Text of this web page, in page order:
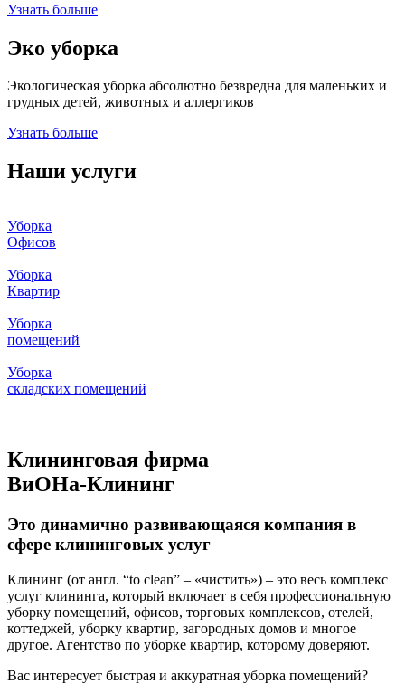
Узнать больше
Эко уборка
Экологическая уборка абсолютно безвредна для маленьких и
грудных детей, животных и аллергиков
Узнать больше
Наши услуги
Уборка
Офисов
Уборка
Квартир
Уборка
помещений
Уборка
складских помещений
Клининговая фирма
ВиОНа-Клининг
Это динамично развивающаяся компания в
сфере клининговых услуг
Клининг (от англ. “to clean” – «чистить») – это весь комплекс
услуг клининга, который включает в себя профессиональную
уборку помещений, офисов, торговых комплексов, отелей,
коттеджей, уборку квартир, загородных домов и многое
другое. Агентство по уборке квартир, которому доверяют.
Вас интересует быстрая и аккуратная уборка помещений?